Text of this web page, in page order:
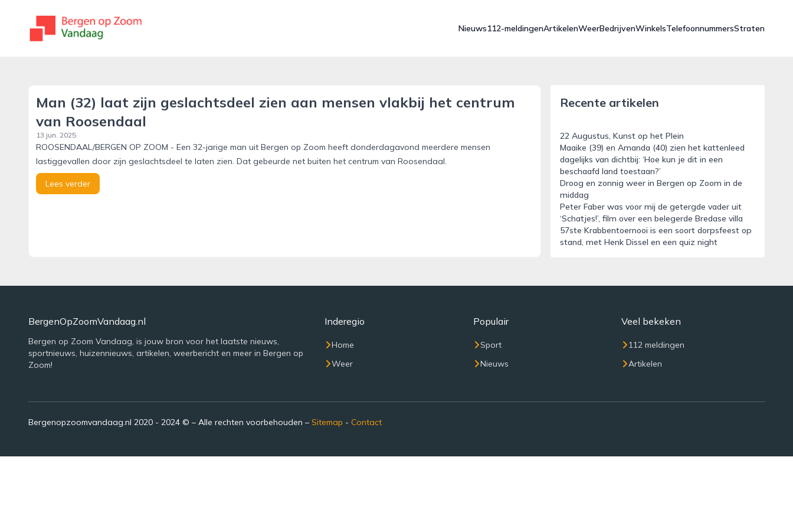
bergenopzoomvandaag.nl
Nieuws112-meldingenArtikelenWeerBedrijvenWinkelsTelefoonnummersStraten
Man (32) laat zijn geslachtsdeel zien aan mensen vlakbij het centrum
van Roosendaal
13 jun. 2025
ROOSENDAAL/BERGEN OP ZOOM - Een 32-jarige man uit Bergen op Zoom heeft donderdagavond meerdere mensen
lastiggevallen door zijn geslachtsdeel te laten zien. Dat gebeurde net buiten het centrum van Roosendaal.
Lees verder
Recente artikelen
22 Augustus, Kunst op het Plein
Maaike (39) en Amanda (40) zien het kattenleed
dagelijks van dichtbij: ‘Hoe kun je dit in een
beschaafd land toestaan?’
Droog en zonnig weer in Bergen op Zoom in de
middag
Peter Faber was voor mij de getergde vader uit
‘Schatjes!’, film over een belegerde Bredase villa
57ste Krabbentoernooi is een soort dorpsfeest op
stand, met Henk Dissel en een quiz night
BergenOpZoomVandaag.nl
Bergen op Zoom Vandaag, is jouw bron voor het laatste nieuws,
sportnieuws, huizennieuws, artikelen, weerbericht en meer in Bergen op
Zoom!
Inderegio
Home
Weer
Populair
Sport
Nieuws
Veel bekeken
112 meldingen
Artikelen
Bergenopzoomvandaag.nl 2020 - 2024 © – Alle rechten voorbehouden – Sitemap - Contact